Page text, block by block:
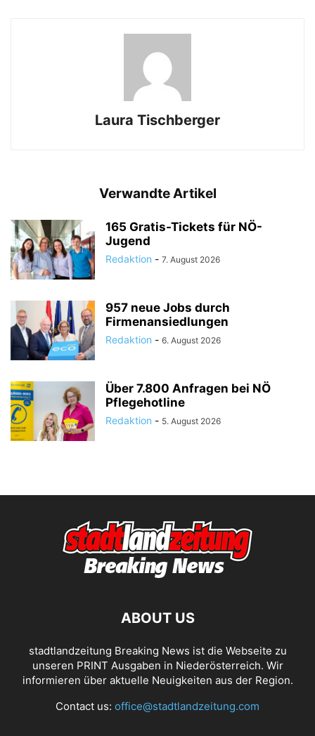
Laura Tischberger
Verwandte Artikel
165 Gratis-Tickets für NÖ-
Jugend
Redaktion - 7. August 2026
957 neue Jobs durch
Firmenansiedlungen
Redaktion - 6. August 2026
Über 7.800 Anfragen bei NÖ
Pflegehotline
Redaktion - 5. August 2026
ABOUT US
stadtlandzeitung Breaking News ist die Webseite zu
unseren PRINT Ausgaben in Niederösterreich. Wir
informieren über aktuelle Neuigkeiten aus der Region.
Contact us: office@stadtlandzeitung.com